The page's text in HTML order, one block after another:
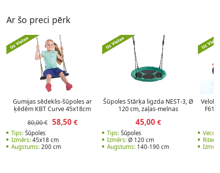
Ar šo preci pērk
Gumijas sēdeklis-šūpoles ar
ķēdēm КВТ Curve 45x18cm
80,00 € 58,50€
Tips:Šūpoles
Izmērs:45x18 cm
Augstums:200 cm
Šūpoles Stārķa ligzda NEST-3, Ø
120 cm, zaļas-melnas
45,00€
Tips:Šūpoles
Izmērs:Ø 120 cm
Augstums:140-190 cm
Riteņi: